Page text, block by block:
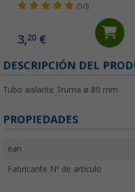
(50)
3,20 €
DESCRIPCIÓN DEL
Tubo aislante Truma ø 80 mm
PROPIEDADES
ean
Fabricante Nº de artículo